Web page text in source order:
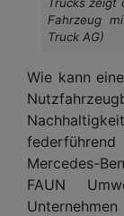
Fahrzeug
Truck AG)
Wie kann
Mercedes-
FAUN